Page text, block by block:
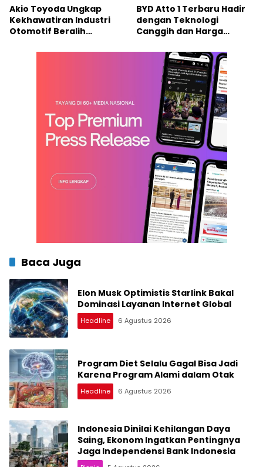
Akio Toyoda Ungkap
Kekhawatiran Industri
Otomotif Beralih
BYD Atto 1 Terbaru Hadir
dengan Teknologi
Canggih dan Harga
Baca Juga
Elon Musk Optimistis Starlink Bakal
Dominasi Layanan Internet Global
Headline 6 Agustus 2026
Program Diet Selalu Gagal Bisa Jadi
Karena Program Alami dalam Otak
Headline 6 Agustus 2026
Indonesia Dinilai Kehilangan Daya
Saing, Ekonom Ingatkan Pentingnya
Jaga Independensi Bank Indonesia